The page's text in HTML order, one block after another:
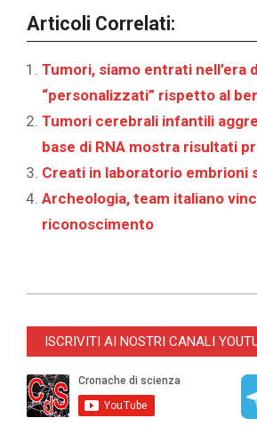
Articoli Correlati:
Tumori, siamo entrati nell’era
“personalizzati” rispetto al
Tumori cerebrali infantili
base di RNA mostra risultati
Creati in laboratorio embrioni
Archeologia, team italiano
riconoscimento
09-
ISCRIVITI AI NOSTRI CANALI